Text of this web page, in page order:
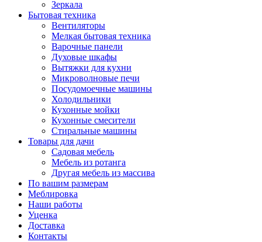
Зеркала
Бытовая техника
Вентиляторы
Мелкая бытовая техника
Варочные панели
Духовые шкафы
Вытяжки для кухни
Микроволновые печи
Посудомоечные машины
Холодильники
Кухонные мойки
Кухонные смесители
Стиральные машины
Товары для дачи
Садовая мебель
Мебель из ротанга
Другая мебель из массива
По вашим размерам
Меблировка
Наши работы
Уценка
Доставка
Контакты